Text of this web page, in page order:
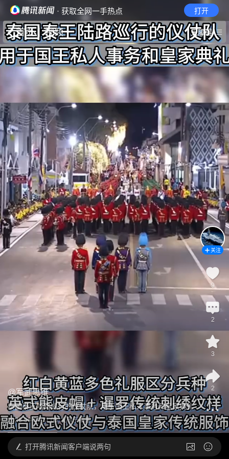
· 获取全网一手热点 打开
首页 视频 无障碍
@军武思维
泰国泰王陆路巡行的仪仗队，用于国王私人事务和皇家典礼
2026-06-04 11:05 发布于福建
关注
9
2
3
2
打开腾讯新闻客户端说两句